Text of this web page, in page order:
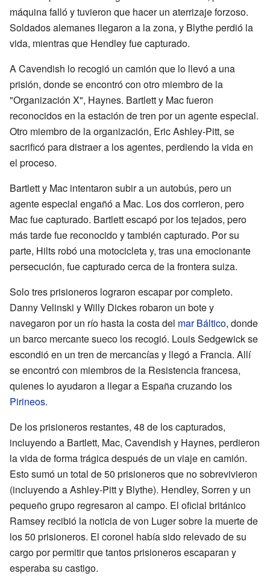
máquina falló y tuvieron que hacer un aterrizaje forzoso.
Soldados alemanes llegaron a la zona, y Blythe perdió la
vida, mientras que Hendley fue capturado.
A Cavendish lo recogió un camión que lo llevó a una
prisión, donde se encontró con otro miembro de la
"Organización X", Haynes. Bartlett y Mac fueron
reconocidos en la estación de tren por un agente especial.
Otro miembro de la organización, Eric Ashley-Pitt, se
sacrificó para distraer a los agentes, perdiendo la vida en
el proceso.
Bartlett y Mac intentaron subir a un autobús, pero un
agente especial engañó a Mac. Los dos corrieron, pero
Mac fue capturado. Bartlett escapó por los tejados, pero
más tarde fue reconocido y también capturado. Por su
parte, Hilts robó una motocicleta y, tras una emocionante
persecución, fue capturado cerca de la frontera suiza.
Solo tres prisioneros lograron escapar por completo.
Danny Velinski y Willy Dickes robaron un bote y
navegaron por un río hasta la costa del mar Báltico, donde
un barco mercante sueco los recogió. Louis Sedgewick se
escondió en un tren de mercancías y llegó a Francia. Allí
se encontró con miembros de la Resistencia francesa,
quienes lo ayudaron a llegar a España cruzando los
Pirineos.
De los prisioneros restantes, 48 de los capturados,
incluyendo a Bartlett, Mac, Cavendish y Haynes, perdieron
la vida de forma trágica después de un viaje en camión.
Esto sumó un total de 50 prisioneros que no sobrevivieron
(incluyendo a Ashley-Pitt y Blythe). Hendley, Sorren y un
pequeño grupo regresaron al campo. El oficial británico
Ramsey recibió la noticia de von Luger sobre la muerte de
los 50 prisioneros. El coronel había sido relevado de su
cargo por permitir que tantos prisioneros escaparan y
esperaba su castigo.